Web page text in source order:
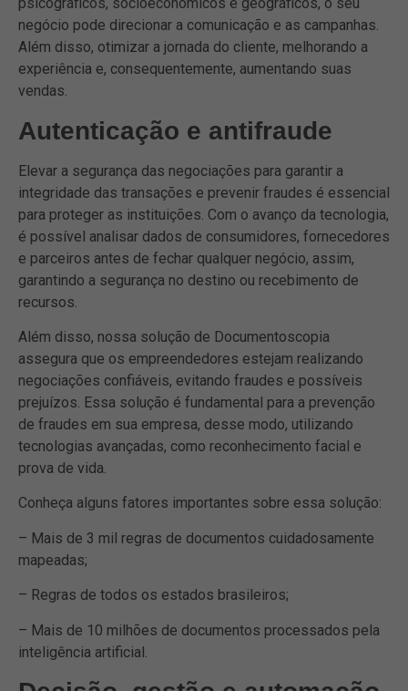
negócio pode direcionar a comunicação e as campanhas.
Além disso, otimizar a jornada do cliente, melhorando a
experiência e, consequentemente, aumentando suas
vendas.
Autenticação e antifraude
Elevar a segurança das negociações para garantir a
integridade das transações e prevenir fraudes é essencial
para proteger as instituições. Com o avanço da tecnologia,
é possível analisar dados de consumidores, fornecedores
e parceiros antes de fechar qualquer negócio, assim,
garantindo a segurança no destino ou recebimento de
recursos.
Além disso, nossa solução de Documentoscopia
assegura que os empreendedores estejam realizando
negociações confiáveis, evitando fraudes e possíveis
prejuízos. Essa solução é fundamental para a prevenção
de fraudes em sua empresa, desse modo, utilizando
tecnologias avançadas, como reconhecimento facial e
prova de vida.
Conheça alguns fatores importantes sobre essa solução:
– Mais de 3 mil regras de documentos cuidadosamente
mapeadas;
– Regras de todos os estados brasileiros;
– Mais de 10 milhões de documentos processados pela
inteligência artificial.